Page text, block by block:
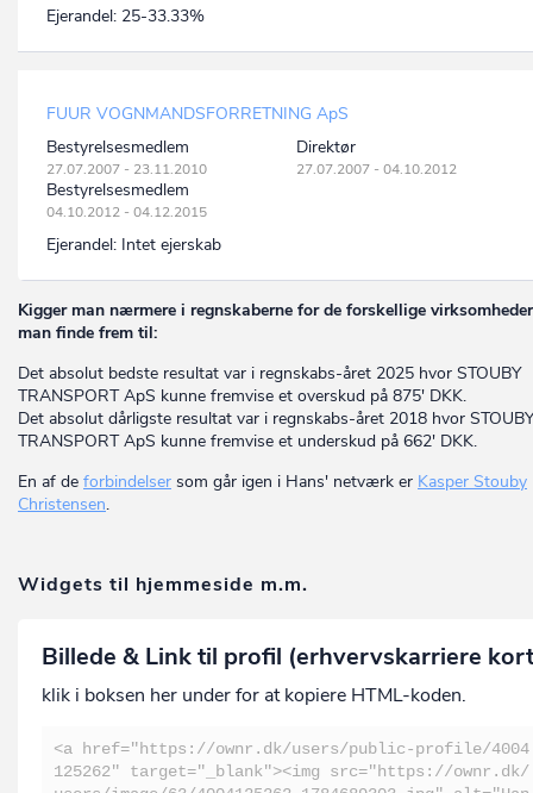
Ejerandel: 25-33.33%
FUUR VOGNMANDSFORRETNING ApS
Bestyrelsesmedlem
27.07.2007 - 23.11.2010
Direktør
27.07.2007 - 04.10.2012
Bestyrelsesmedlem
04.10.2012 - 04.12.2015
Ejerandel: Intet ejerskab
Kigger man nærmere i regnskaberne for de forskellige
man finde frem til:
Det absolut bedste resultat var i regnskabs-året 2025 hvor STOUBY
TRANSPORT ApS kunne fremvise et overskud på 875' DKK.
Det absolut dårligste resultat var i regnskabs-året 2018 hvor STOUBY
TRANSPORT ApS kunne fremvise et underskud på 662' DKK.
En af de forbindelser som går igen i Hans' netværk er Kasper Stouby
Christensen.
Widgets til hjemmeside m.m.
Billede & Link til profil (erhvervskarriere
klik i boksen her under for at kopiere HTML-koden.
<a href="https://ownr.dk/users/public-profile/4004
125262" target="_blank"><img src="https://ownr.dk/